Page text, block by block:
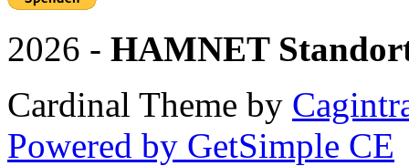
2026 - HAMNET
Cardinal Theme by
Powered by GetSimple CE